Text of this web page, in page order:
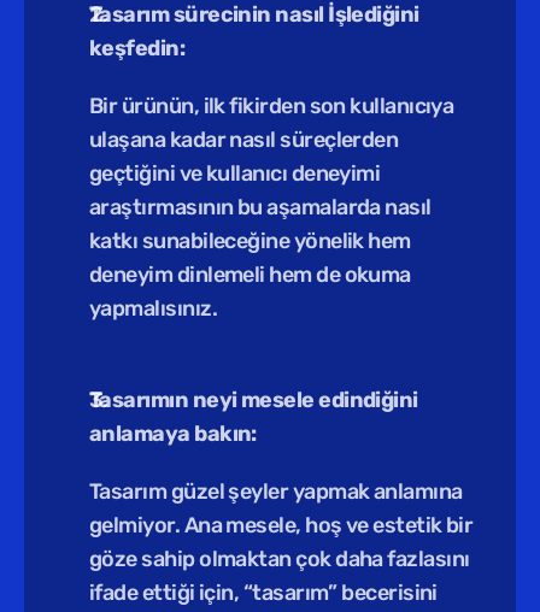
Tasarım sürecinin nasıl İşlediğini
keşfedin:
Bir ürünün, ilk fikirden son kullanıcıya
ulaşana kadar nasıl süreçlerden
geçtiğini ve kullanıcı deneyimi
araştırmasının bu aşamalarda nasıl
katkı sunabileceğine yönelik hem
deneyim dinlemeli hem de okuma
yapmalısınız.
Tasarımın neyi mesele edindiğini
anlamaya bakın:
Tasarım güzel şeyler yapmak anlamına
gelmiyor. Ana mesele, hoş ve estetik bir
göze sahip olmaktan çok daha fazlasını
ifade ettiği için, “tasarım” becerisini